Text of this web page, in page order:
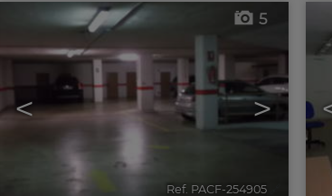
< >
5
Ref. PACF-254905